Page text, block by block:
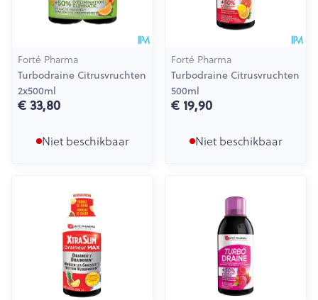
Forté Pharma
Turbodraine Citrusvruchten
2x500ml
€ 33,80
Niet beschikbaar
Forté Pharma
Turbodraine Citrusvruchten
500ml
€ 19,90
Niet beschikbaar